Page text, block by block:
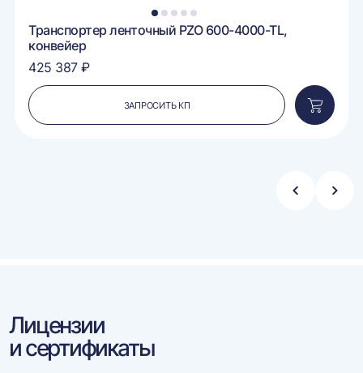
1 2 3 4 5
Транспортер ленточный PZO 600-4000-TL,
конвейер
425 387 ₽
ЗАПРОСИТЬ КП
в
Стрелка
Лицензии
и сертификаты